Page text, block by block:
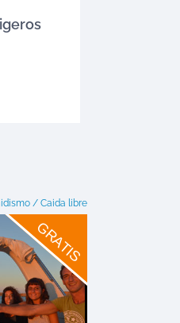
/ Caida libre
GRATIS